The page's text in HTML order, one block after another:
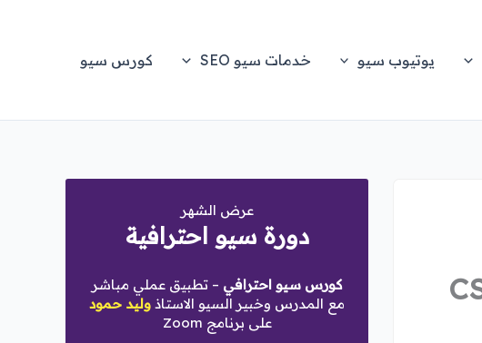
يوتيوب سيو خدمات سيو SEO كورس سيو
عرض الشهر
دورة سيو احترافية
كورس سيو احترافي – تطبيق عملي مباشر
مع المدرس وخبير السيو الاستاذ وليد حمود
على برنامج Zoom